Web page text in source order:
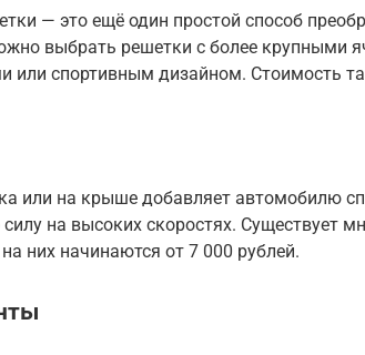
— это ещё один простой способ
выбрать решетки с более крупными
или спортивным дизайном. Стоимость
или на крыше добавляет автомобилю
на высоких скоростях. Существует
них начинаются от 7 000 рублей.